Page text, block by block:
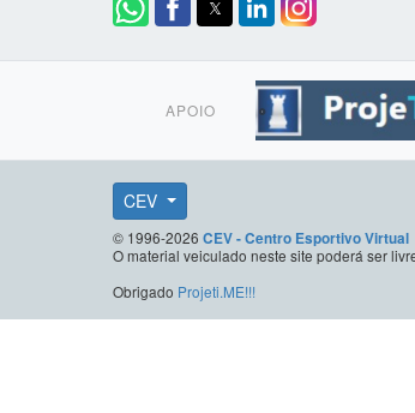
APOIO
CEV
© 1996-2026 CEV - Centro Esportivo Virtual
O material veiculado neste site poderá ser
Obrigado Projeti.ME!!!